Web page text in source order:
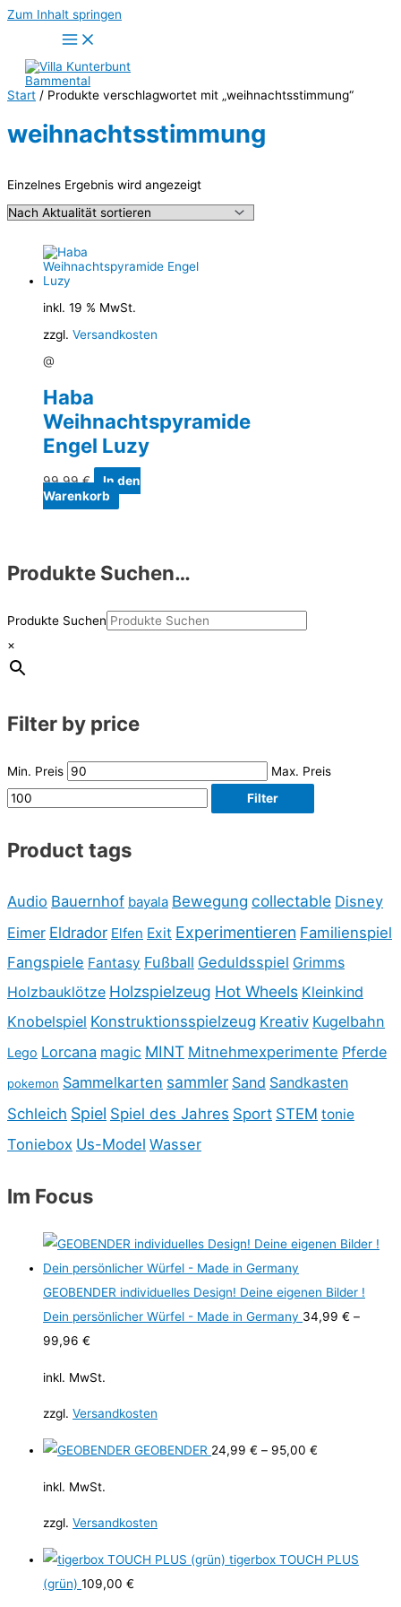
Zum Inhalt springen
Start / Produkte verschlagwortet mit „weihnachtsstimmung“
weihnachtsstimmung
Einzelnes Ergebnis wird angezeigt
inkl. 19 % MwSt.
zzgl. Versandkosten
@
Haba
Weihnachtspyramide
Engel Luzy
99,99€
In den
Warenkorb
Produkte Suchen…
Produkte Suchen
×
Filter by price
Min. Preis
Max. Preis
Filter
Product tags
Audio Bauernhof bayala Bewegung collectable Disney
Eimer Eldrador Elfen Exit Experimentieren Familienspiel
Fangspiele Fantasy Fußball Geduldsspiel Grimms
Holzbauklötze Holzspielzeug Hot Wheels Kleinkind
Knobelspiel Konstruktionsspielzeug Kreativ Kugelbahn
Lego Lorcana magic MINT Mitnehmexperimente Pferde
pokemon Sammelkarten sammler Sand Sandkasten
Schleich Spiel Spiel des Jahres Sport STEM tonie
Toniebox Us-Model Wasser
Im Focus
GEOBENDER individuelles Design! Deine eigenen Bilder !
Dein persönlicher Würfel - Made in Germany 34,99 € –
99,96 €
inkl. MwSt.
zzgl. Versandkosten
GEOBENDER 24,99 € – 95,00 €
inkl. MwSt.
zzgl. Versandkosten
tigerbox TOUCH PLUS
(grün) 109,00 €